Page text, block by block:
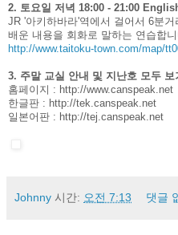
2. 토요일 저녁 18:00 - 21:00
JR '아키하바라'역에서 걸어서 6분거
배운 내용을 회화로 말하는 연습합니
http://www.taitoku-town.com/map/
3. 주말 교실 안내 및 지난호 모두 보
홈페이지 : http://www.canspeak.net
한글판 : http://tek.canspeak.net
일본어판 : http://tej.canspeak.net
Johnny 시간: 오전 7:13 댓글